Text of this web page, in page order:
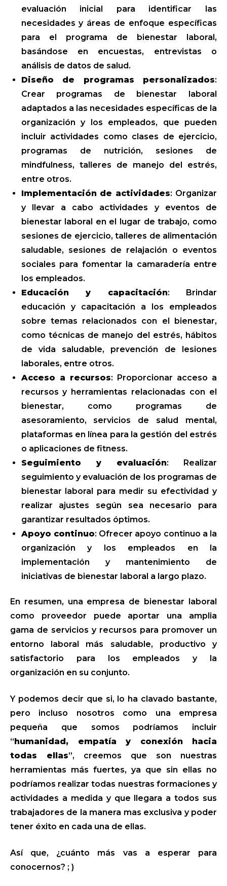
evaluación inicial para identificar las
necesidades y áreas de enfoque específicas
para el programa de bienestar laboral,
basándose en encuestas, entrevistas o
análisis de datos de salud.
Diseño de programas personalizados:
Crear programas de bienestar laboral
adaptados a las necesidades específicas de la
organización y los empleados, que pueden
incluir actividades como clases de ejercicio,
programas de nutrición, sesiones de
mindfulness, talleres de manejo del estrés,
entre otros.
Implementación de actividades: Organizar
y llevar a cabo actividades y eventos de
bienestar laboral en el lugar de trabajo, como
sesiones de ejercicio, talleres de alimentación
saludable, sesiones de relajación o eventos
sociales para fomentar la camaradería entre
los empleados.
Educación y capacitación: Brindar
educación y capacitación a los empleados
sobre temas relacionados con el bienestar,
como técnicas de manejo del estrés, hábitos
de vida saludable, prevención de lesiones
laborales, entre otros.
Acceso a recursos: Proporcionar acceso a
recursos y herramientas relacionadas con el
bienestar, como programas de
asesoramiento, servicios de salud mental,
plataformas en línea para la gestión del estrés
o aplicaciones de fitness.
Seguimiento y evaluación: Realizar
seguimiento y evaluación de los programas de
bienestar laboral para medir su efectividad y
realizar ajustes según sea necesario para
garantizar resultados óptimos.
Apoyo continuo: Ofrecer apoyo continuo a la
organización y los empleados en la
implementación y mantenimiento de
iniciativas de bienestar laboral a largo plazo.
En resumen, una empresa de bienestar laboral
como proveedor puede aportar una amplia
gama de servicios y recursos para promover un
entorno laboral más saludable, productivo y
satisfactorio para los empleados y la
organización en su conjunto.
Y podemos decir que si, lo ha clavado bastante,
pero incluso nosotros como una empresa
pequeña que somos podríamos incluir
“humanidad, empatía y conexión hacia
todas ellas”, creemos que son nuestras
herramientas más fuertes, ya que sin ellas no
podríamos realizar todas nuestras formaciones y
actividades a medida y que llegara a todos sus
trabajadores de la manera mas exclusiva y poder
tener éxito en cada una de ellas.
Así que, ¿cuánto más vas a esperar para
conocernos? ; )